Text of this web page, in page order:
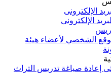
الإلكترونى
الإلكترونى
الشخصي لأعضاء هيئة
إعادة صياغة تدريس التراث